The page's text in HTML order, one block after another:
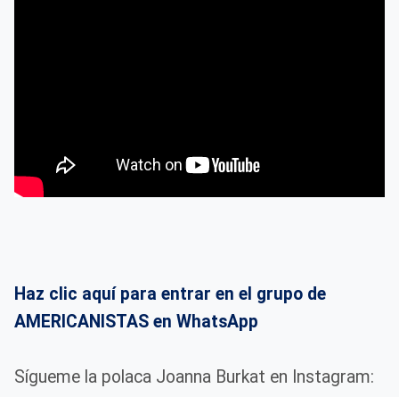
Haz clic aquí para entrar en el grupo de
AMERICANISTAS en WhatsApp
Sígueme la polaca Joanna Burkat en Instagram: